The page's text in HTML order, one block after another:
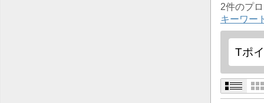
2件のプ
キーワー